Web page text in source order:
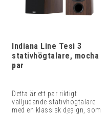
Indiana Line Tesi 3
stativhögtalare, mocha
par
Detta är ett par riktigt
välljudande stativhögtalare
med en klassisk design, som